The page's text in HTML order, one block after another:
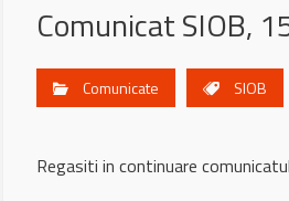
Comunicat SIOB,
Comunicate SIOB
Regasiti in continuare